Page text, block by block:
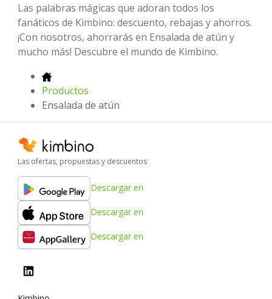
Las palabras mágicas que adoran todos los
fanáticos de Kimbino: descuento, rebajas y ahorros.
¡Con nosotros, ahorrarás en Ensalada de atún y
mucho más! Descubre el mundo de Kimbino.
Productos
Ensalada de atún
Las ofertas, propuestas y descuentos
Descargar en
Descargar en
Descargar en